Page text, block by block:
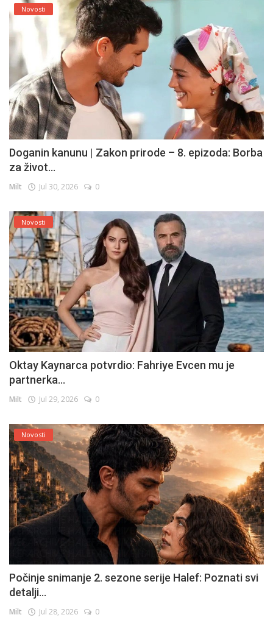
Novosti
Doganin kanunu | Zakon prirode – 8. epizoda: Borba
za život...
Milt Jul 30, 2026 0
Novosti
Oktay Kaynarca potvrdio: Fahriye Evcen mu je
partnerka...
Milt Jul 29, 2026 0
Novosti
Počinje snimanje 2. sezone serije Halef: Poznati svi
detalji...
Milt Jul 28, 2026 0